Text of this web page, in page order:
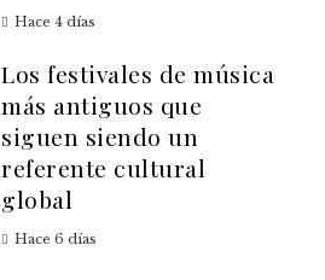
Hace 4 días
Los festivales de música
más antiguos que
siguen siendo un
referente cultural
global
Hace 6 días